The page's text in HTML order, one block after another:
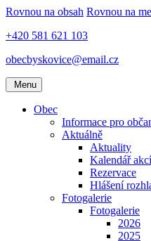
Rovnou na obsah Rovnou na
+420 581 621 103
obecbyskovice@email.cz
Menu
Obec
Informace pro
Aktuálně
Aktuality
Kalendář akcí
Rezervace
Hlášení
Fotogalerie
Fotogalerie
2026
2025